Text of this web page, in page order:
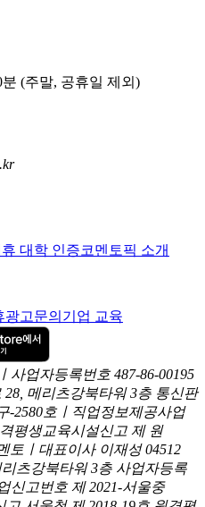
(주말, 공휴일 제외)
대학 인증코멘토픽 소개
광고문의 기업 교육
업자등록번호 487-86-00195
메리츠강북타워 3층 통신판
-2580호ㅣ직업정보제공사업
평생교육시설신고 제 원
토ㅣ대표이사 이재성 04512
츠강북타워 3층 사업자등록
신고번호 제 2021-서울중